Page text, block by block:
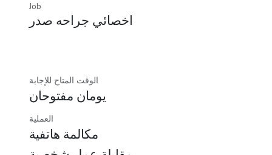
Job
اخصائي جراحه صدر
الوقت المتاح للإجابة
يومان مفتوحان
العملية
مكالمة هاتفية